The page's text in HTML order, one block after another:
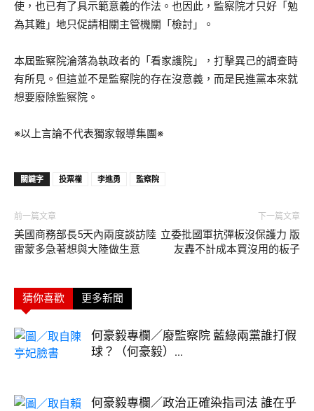
使，也已有了具示範意義的作法。也因此，監察院才只好「勉
為其難」地只促請相關主管機關「檢討」。
本屆監察院淪落為執政者的「看家護院」，打擊異己的調查時
有所見。但這並不是監察院的存在沒意義，而是民進黨本來就
想要廢除監察院。
※以上言論不代表獨家報導集團※
關鍵字 投票權 李進勇 監察院
前一篇文章
美國商務部長5天內兩度談訪陸
雷蒙多急著想與大陸做生意
下一篇文章
立委批國軍抗彈板沒保護力 版
友轟不計成本買沒用的板子
猜你喜歡 更多新聞
何豪毅專欄／廢監察院 藍綠兩黨誰打假
球？（何豪毅）...
何豪毅專欄／政治正確染指司法 誰在乎